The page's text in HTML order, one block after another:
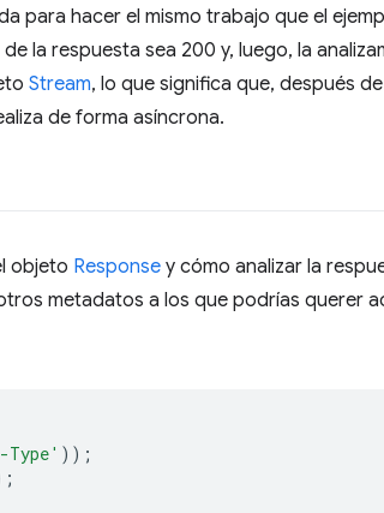
para hacer el mismo trabajo que el
la respuesta sea 200 y, luego, la
Stream, lo que significa que, después
de forma asíncrona.
objeto Response y cómo analizar la
metadatos a los que podrías querer
Type' ));